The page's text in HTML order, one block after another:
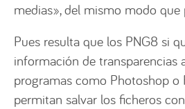
medias», del mismo modo que
Pues resulta que los PNG8 si
información de transparencias
programas como Photoshop o
permitan salvar los ficheros